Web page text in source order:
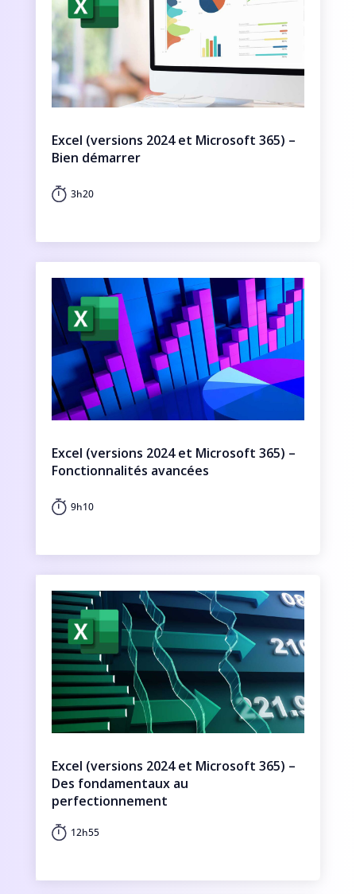
Excel (versions 2024 et Microsoft 365) –
Bien démarrer
3h20
Excel (versions 2024 et Microsoft 365) –
Fonctionnalités avancées
9h10
Excel (versions 2024 et Microsoft 365) –
Des fondamentaux au
perfectionnement
12h55